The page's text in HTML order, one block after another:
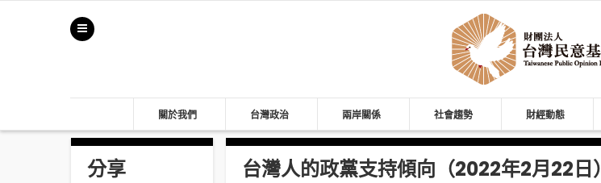
關於我們 台灣政治 兩岸關係 社會趨勢 財經動態
分享 台灣人的政黨支持傾向（2022年2月22日）